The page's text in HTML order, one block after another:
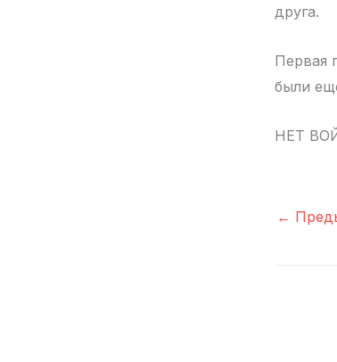
друга.
Первая
были
НЕТ
←